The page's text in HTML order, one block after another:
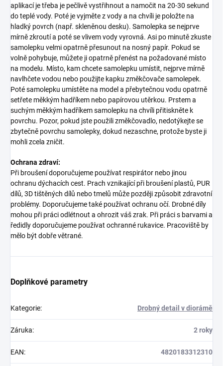
aplikací je třeba je pečlivě vystřihnout a namočit na 20-30 sekund
do teplé vody. Poté je vyjměte z vody a na chvíli je položte na
hladký povrch (např. skleněnou desku). Samolepka se nejprve
mírně zkroutí a poté se vlivem vody vyrovná. Asi po minutě zkuste
samolepku velmi opatrně přesunout na nosný papír. Pokud se
volně pohybuje, můžete ji opatrně přenést na požadované místo
na modelu. Místo, kam chcete samolepku umístit, nejprve mírně
navlhčete vodou nebo použijte kapku změkčovače samolepek.
Poté samolepku umístěte na model a přebytečnou vodu opatrně
setřete měkkým hadříkem nebo papírovou utěrkou. Prstem a
suchým měkkým hadříkem samolepku na chvíli přitiskněte k
povrchu. Pozor, pokud jste použili změkčovadlo, nedotýkejte se
zbytečně povrchu samolepky, dokud nezaschne, protože byste ji
mohli zcela zničit.
Ochrana zdraví:
Při broušení doporučujeme používat respirátor nebo jinou
ochranu dýchacích cest. Prach vznikající při broušení plastů, PUR
dílů, 3D tištěných dílů nebo tmelů může později způsobit zdravotní
problémy. Doporučujeme také používat ochranu očí. Drobné díly
mohou při práci odlétnout a ohrozit váš zrak. Při práci s barvami a
ředidly doporučujeme používat ochranné rukavice. Pracoviště by
mělo být dobře větrané.
Doplňkové parametry
Kategorie: Drobný detail v diorámě
Záruka: 2 roky
EAN: 4820183312310